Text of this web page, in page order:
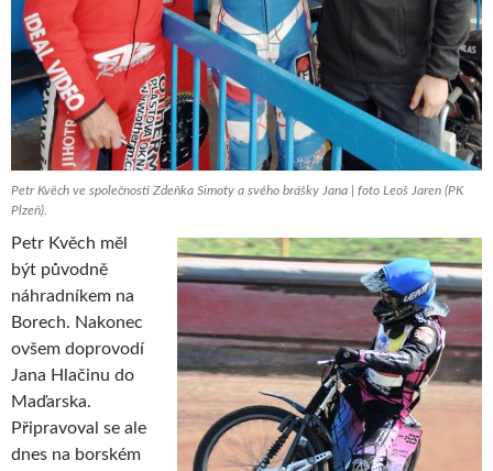
Petr Kvěch ve společnosti Zdeňka Simoty a svého brášky Jana | foto Leoš Jaren (PK
Plzeň).
Petr Kvěch měl
být původně
náhradníkem na
Borech. Nakonec
ovšem doprovodí
Jana Hlačinu do
Maďarska.
Připravoval se ale
dnes na borském